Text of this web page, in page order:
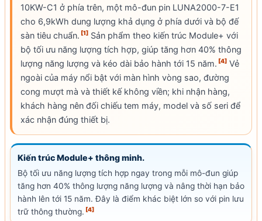
10KW-C1 ở phía trên, một mô-đun pin LUNA2000-7-E1
cho 6,9kWh dung lượng khả dụng ở phía dưới và bộ đế
sàn tiêu chuẩn. [1] Sản phẩm theo kiến trúc Module+ với
bộ tối ưu năng lượng tích hợp, giúp tăng hơn 40% thông
lượng năng lượng và kéo dài bảo hành tới 15 năm. [4] Vẻ
ngoài của máy nổi bật với màn hình vòng sao, đường
cong mượt mà và thiết kế không viền; khi nhận hàng,
khách hàng nên đối chiếu tem máy, model và số seri để
xác nhận đúng thiết bị.
Kiến trúc Module+ thông minh.
Bộ tối ưu năng lượng tích hợp ngay trong mỗi mô-đun giúp
tăng hơn 40% thông lượng năng lượng và nâng thời hạn bảo
hành lên tới 15 năm. Đây là điểm khác biệt lớn so với pin lưu
trữ thông thường. [4]